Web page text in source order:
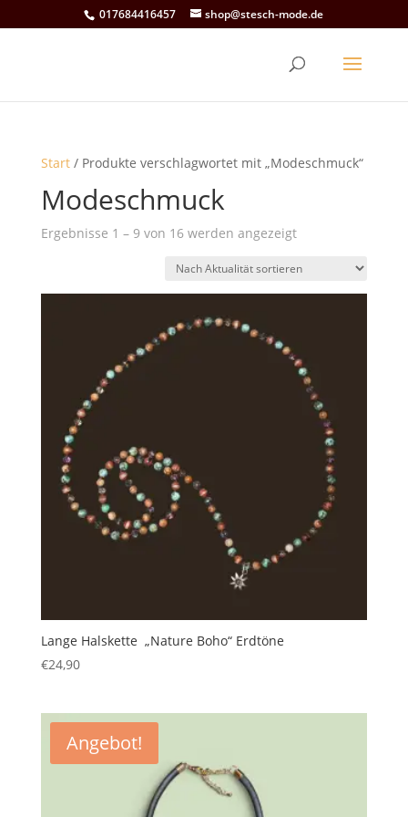
017684416457 shop@stesch-mode.de
Start/ Produkte verschlagwortet mit „Modeschmuck“
Modeschmuck
Ergebnisse 1 – 9 von 16 werden angezeigtNach
sortiert
Lange Halskette „Nature Boho“ Erdtöne
€24,90
Angebot!